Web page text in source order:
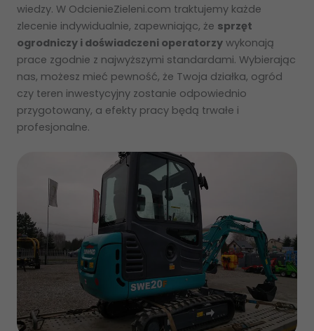
wiedzy. W OdcienieZieleni.com traktujemy każde
zlecenie indywidualnie, zapewniając, że sprzęt
ogrodniczy i doświadczeni operatorzy wykonają
prace zgodnie z najwyższymi standardami. Wybierając
nas, możesz mieć pewność, że Twoja działka, ogród
czy teren inwestycyjny zostanie odpowiednio
przygotowany, a efekty pracy będą trwałe i
profesjonalne.